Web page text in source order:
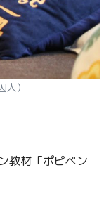
）
教材「ポピペン